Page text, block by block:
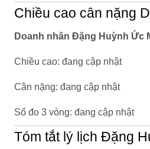
Chiều cao cân nặng
Doanh nhân Đặng Huỳnh Ức
Chiều cao: đang cập nhật
Cân nặng: đang cập nhật
Số đo 3 vòng: đang cập nhật
Tóm tắt lý lịch Đặng